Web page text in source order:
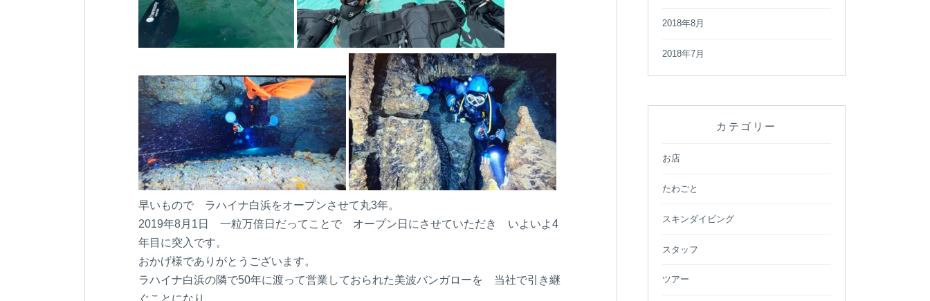
早いもので ラハイナ白浜をオープンさせて丸3年。
2019年8月1日 一粒万倍日だってことで オープン日にさせていただき いよいよ4
年目に突入です。
おかげ様でありがとうございます。
ラハイナ白浜の隣で50年に渡って営業しておられた美波バンガローを 当社で引き継
ぐことになり
2018年8月
2018年7月
カテゴリー
お店
たわごと
スキンダイビング
スタッフ
ツアー